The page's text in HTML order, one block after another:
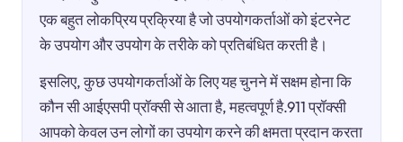
एक बहुत लोकप्रिय प्रक्रिया है जो उपयोगकर्ताओं को इंटरनेट
के उपयोग और उपयोग के तरीके को प्रतिबंधित करती है।
इसलिए, कुछ उपयोगकर्ताओं के लिए यह चुनने में सक्षम होना कि
कौन सी आईएसपी प्रॉक्सी से आता है, महत्वपूर्ण है.911 प्रॉक्सी
आपको केवल उन लोगों का उपयोग करने की क्षमता प्रदान करता